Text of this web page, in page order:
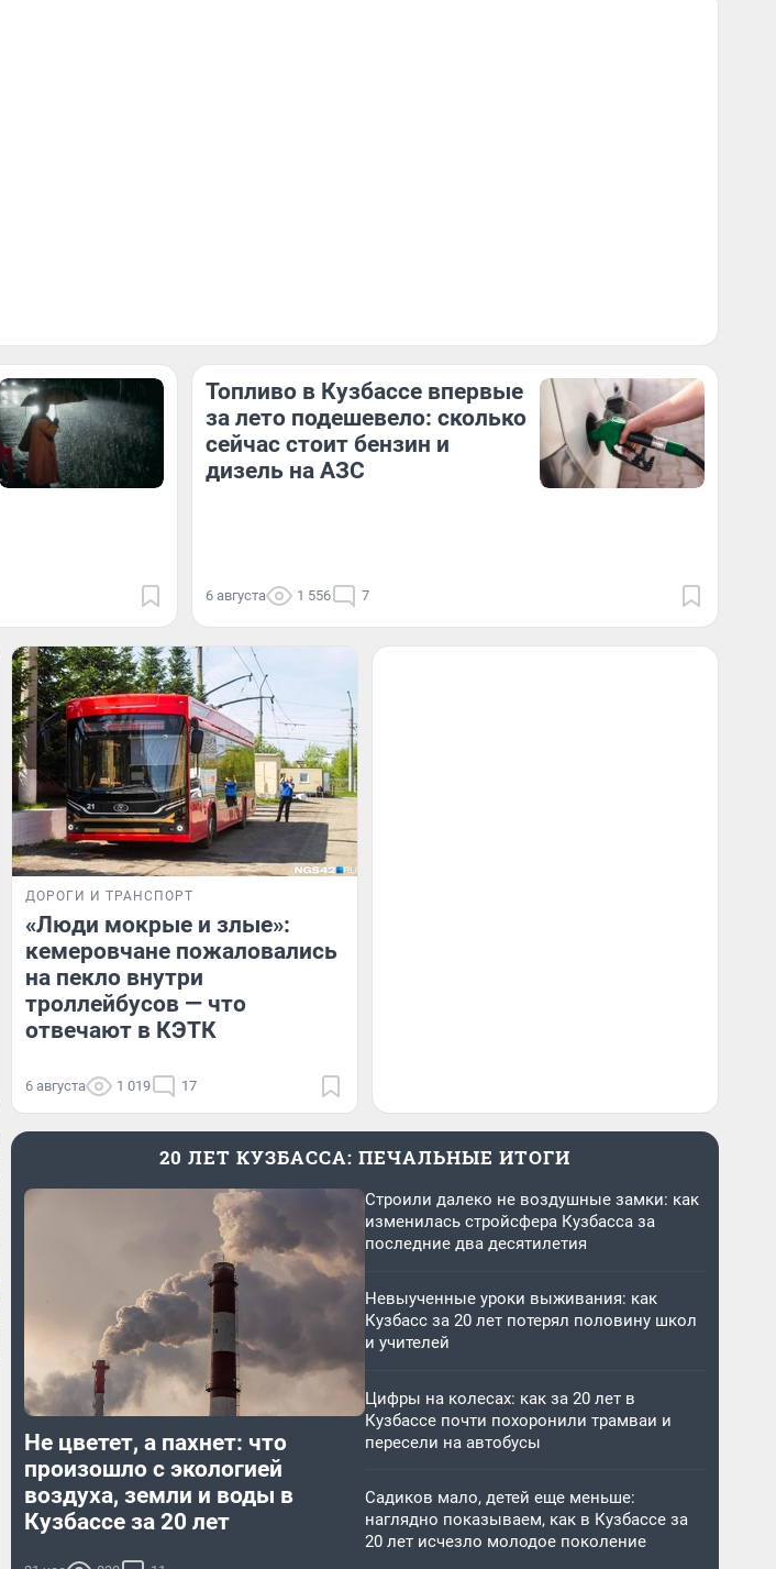
Топливо в Кузбассе впервые
за лето подешевело: сколько
сейчас стоит бензин и
дизель на АЗС
6 августа 1 556 7
ДОРОГИ И ТРАНСПОРТ
«Люди мокрые и злые»:
кемеровчане пожаловались
на пекло внутри
троллейбусов — что
отвечают в КЭТК
6 августа 1 019 17
20 ЛЕТ КУЗБАССА: ПЕЧАЛЬНЫЕ ИТОГИ
Не цветет, а пахнет: что
произошло с экологией
воздуха, земли и воды в
Кузбассе за 20 лет
Строили далеко не воздушные замки: как
изменилась стройсфера Кузбасса за
последние два десятилетия
Невыученные уроки выживания: как
Кузбасс за 20 лет потерял половину школ
и учителей
Цифры на колесах: как за 20 лет в
Кузбассе почти похоронили трамваи и
пересели на автобусы
Садиков мало, детей еще меньше:
наглядно показываем, как в Кузбассе за
20 лет исчезло молодое поколение